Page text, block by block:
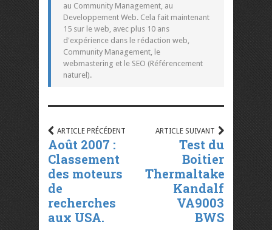
au Community Management, au
Developpement Web. Cela fait maintenant
15 sur le web, avec plus 10 ans
d'expérience dans le rédaction web,
Community Management, le
webmastering et le SEO (Référencement
naturel).
ARTICLE PRÉCÉDENT
Août 2007 :
Classement
des moteurs
de
recherches
aux USA.
ARTICLE SUIVANT
Test du
Boitier
Thermaltake
Kandalf
VA9003
BWS